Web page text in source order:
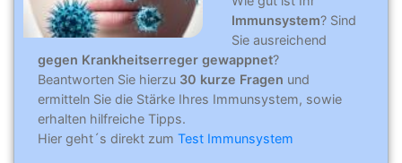
Immunsystem? Sind
Sie ausreichend
gegen Krankheitserreger gewappnet?
Beantworten Sie hierzu 30 kurze Fragen und
ermitteln Sie die Stärke Ihres Immunsystem, sowie
erhalten hilfreiche Tipps.
Hier geht´s direkt zum Test Immunsystem